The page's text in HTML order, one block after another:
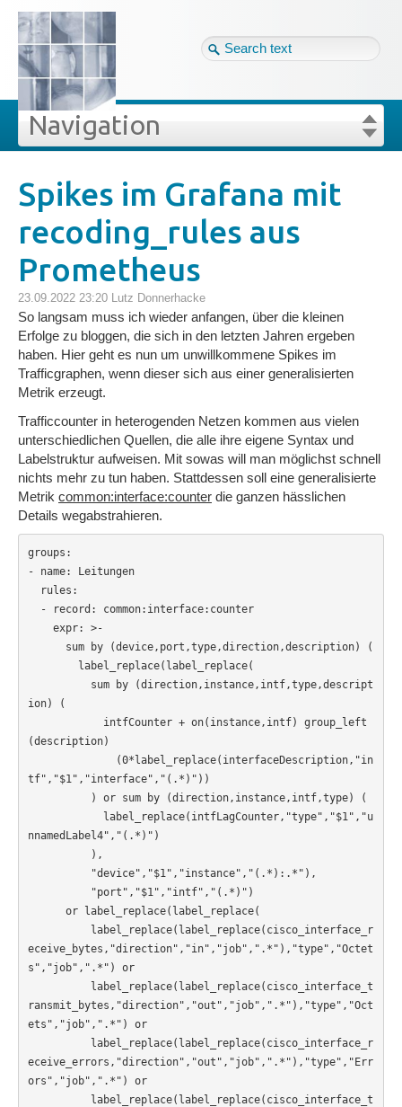
Tag cloud
Site map
Login
Forgot your password?
Navigation
Projekte
Veröffentlichungen
Blog
Impressum
Datenschutz
» Blog
im Grafana mit recoding_rules aus Prometheus
Spikes im Grafana mit
recoding_rules aus
Prometheus
23.09.2022 23:20 Lutz Donnerhacke
So langsam muss ich wieder anfangen, über die kleinen
Erfolge zu bloggen, die sich in den letzten Jahren ergeben
haben. Hier geht es nun um unwillkommene Spikes im
Trafficgraphen, wenn dieser sich aus einer generalisierten
Metrik erzeugt.
Trafficcounter in heterogenden Netzen kommen aus vielen
unterschiedlichen Quellen, die alle ihre eigene Syntax und
Labelstruktur aufweisen. Mit sowas will man möglichst schnell
nichts mehr zu tun haben. Stattdessen soll eine generalisierte
Metrik common:interface:counter die ganzen hässlichen
Details wegabstrahieren.
groups:
- name: Leitungen
rules:
- record: common:interface:counter
expr: >-
sum by (device,port,type,direction,description) (
label_replace(label_replace(
sum by (direction,instance,intf,type,descript
ion) (
intfCounter + on(instance,intf) group_left
(description)
(0*label_replace(interfaceDescription,"in
tf","$1","interface","(.*)"))
) or sum by (direction,instance,intf,type) (
label_replace(intfLagCounter,"type","$1","u
nnamedLabel4","(.*)")
),
"device","$1","instance","(.*):.*"),
"port","$1","intf","(.*)")
or label_replace(label_replace(
label_replace(label_replace(cisco_interface_r
eceive_bytes,"direction","in","job",".*"),"type","Octet
s","job",".*") or
label_replace(label_replace(cisco_interface_t
ransmit_bytes,"direction","out","job",".*"),"type","Oct
ets","job",".*") or
label_replace(label_replace(cisco_interface_r
eceive_errors,"direction","out","job",".*"),"type","Err
ors","job",".*") or
label_replace(label_replace(cisco_interface_t